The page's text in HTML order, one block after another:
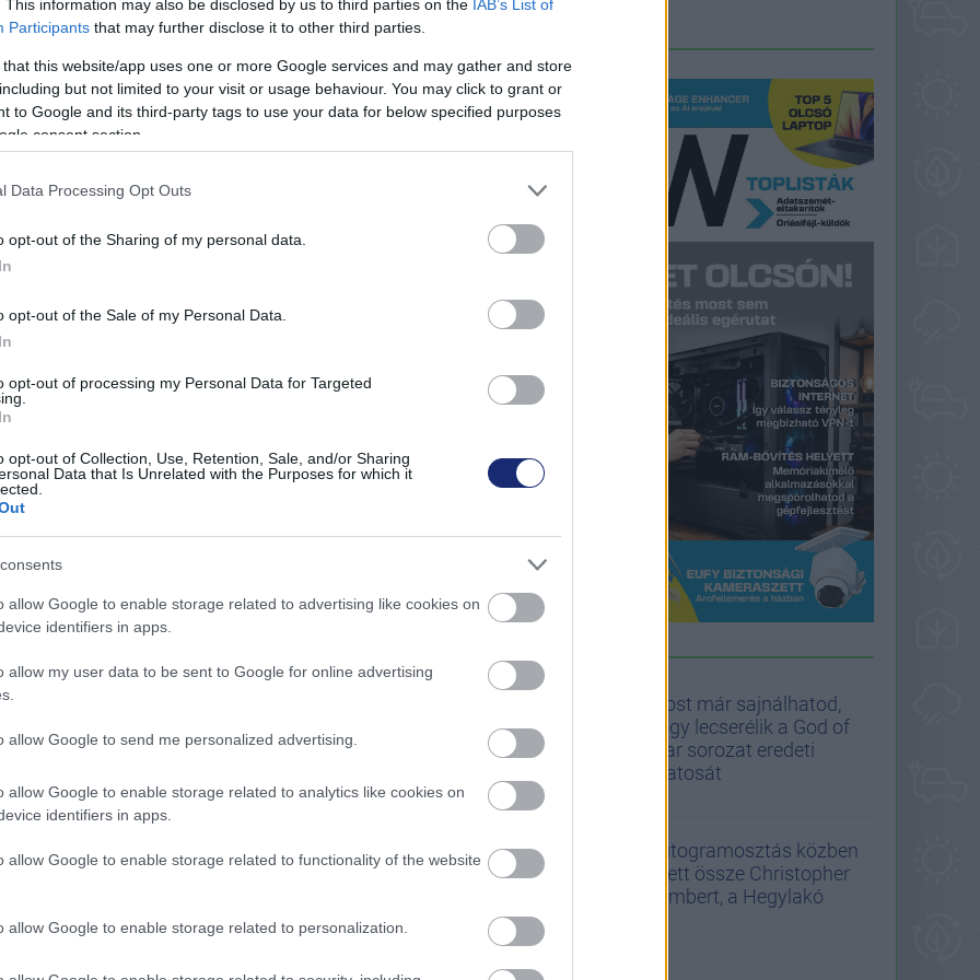
This information may also be disclosed by us to third parties on the IAB’s List of
Participants that may further disclose it to other third parties.
that this website/app uses one or more Google services and may gather and store
but not limited to your visit or usage behaviour. You may click to grant or
to Google and its third-party tags to use your data for below specified purposes
consent section.
Data Processing Opt Outs
opt-out of the Sharing of my personal data.
opt-out of the Sale of my Personal Data.
opt-out of processing my Personal Data for Targeted
opt-out of Collection, Use, Retention, Sale, and/or Sharing
Data that Is Unrelated with the Purposes for which it
allow Google to enable storage related to advertising like cookies on
identifiers in apps.
allow my user data to be sent to Google for online advertising
allow Google to send me personalized advertising.
allow Google to enable storage related to analytics like cookies on
identifiers in apps.
allow Google to enable storage related to functionality of the website
allow Google to enable storage related to personalization.
azonban az
elektromos biciklijüket. Az
az átlagos bringák kerekének átmérője 26
magasság felett már a 28-as méretet szokták
Ezzel összehasonlítva a 36 hüvelyk már
nagy rajongója a cég hagyományos kerékpárjainak
is feltűnt vele, a
humorista Wanda Sykesszal együtt
egy Mini mellett (Fotó: DirtySixer)
egy Mini mellett (Fotó: DirtySixer)
PULIWOOD HÍREK
Most már sajnálhatod,
hogy lecserélik a God of
War sorozat eredeti
Kratosát
Autogramosztás közben
esett össze Christopher
Lambert, a Hegylakó